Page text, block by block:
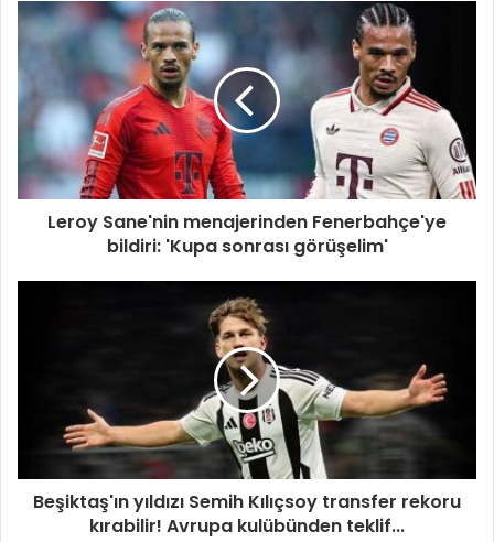
Leroy Sane'nin menajerinden Fenerbahçe'ye
bildiri: 'Kupa sonrası görüşelim'
Beşiktaş'ın yıldızı Semih Kılıçsoy transfer rekoru
kırabilir! Avrupa kulübünden teklif...